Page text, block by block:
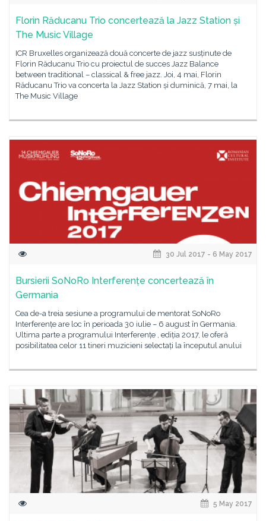
Florin Răducanu Trio concertează la Jazz Station și
The Music Village
ICR Bruxelles organizează două concerte de jazz susținute de
Florin Răducanu Trio cu proiectul de succes Jazz Balance
between traditional – classical & free jazz. Joi, 4 mai, Florin
Răducanu Trio va concerta la Jazz Station și duminică, 7 mai, la
The Music Village
30 Jul 2017 - 6 May 2017
Bursierii SoNoRo Interferențe concertează în
Germania
Cea de-a treia sesiune a programului de mentorat SoNoRo
Interferențe are loc în perioada 30 iulie – 6 august în Germania.
Ultima parte a programului Interferențe , ediția 2017, le oferă
posibilitatea celor 11 tineri muzicieni selectați la începutul anului
5 May 2017